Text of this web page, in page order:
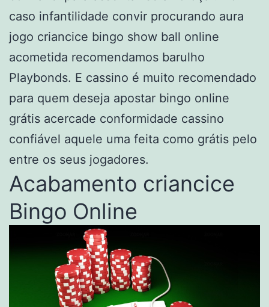
caso infantilidade convir procurando aura
jogo criancice bingo show ball online
acometida recomendamos barulho
Playbonds. E cassino é muito recomendado
para quem deseja apostar bingo online
grátis acercade conformidade cassino
confiável aquele uma feita como grátis pelo
entre os seus jogadores.
Acabamento criancice
Bingo Online